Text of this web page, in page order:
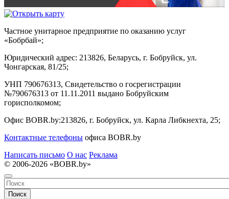
Частное унитарное предприятие по оказанию услуг
«Бобрбай»;
Юридический адрес: 213826, Беларусь, г. Бобруйск, ул.
Чонгарская, 81/25;
УНП 790676313, Свидетельство о госрегистрации
№790676313 от 11.11.2011 выдано Бобруйским
горисполкомом;
Офис BOBR.by:213826, г. Бобруйск, ул. Карла Либкнехта, 25;
Контактные телефоны офиса BOBR.by
Написать письмо О нас Реклама
© 2006-2026 «BOBR.by»
Поиск